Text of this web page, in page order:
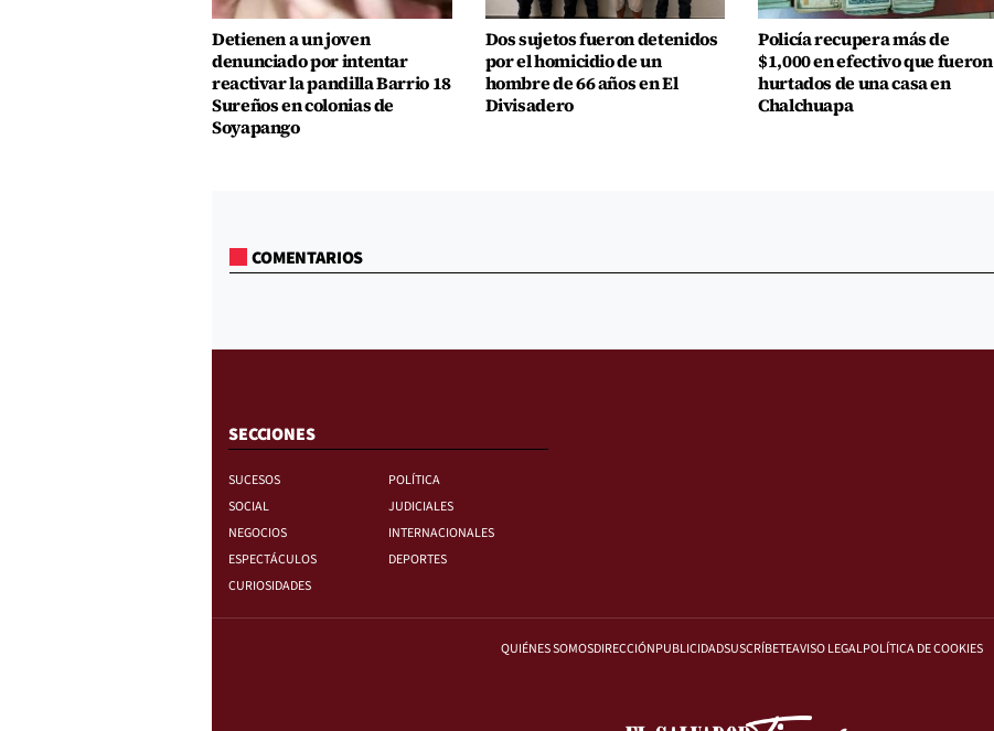
Detienen a un joven
denunciado por intentar
reactivar la pandilla Barrio 18
Sureños en colonias de
Soyapango
Dos sujetos fueron detenidos
por el homicidio de un
hombre de 66 años en El
Divisadero
Policía recupera más de
$1,000 en efectivo que fueron
hurtados de una casa en
Chalchuapa
COMENTARIOS
SECCIONES
SUCESOS
POLÍTICA
SOCIAL
JUDICIALES
NEGOCIOS
INTERNACIONALES
ESPECTÁCULOS
DEPORTES
CURIOSIDADES
QUIÉNES SOMOSDIRECCIÓNPUBLICIDADSUSCRÍBETEAVISO LEGALPOLÍTICA DE COOKIES